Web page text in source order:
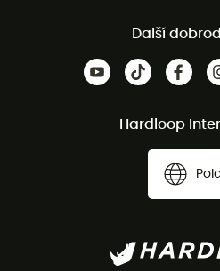
Další
Hardloop